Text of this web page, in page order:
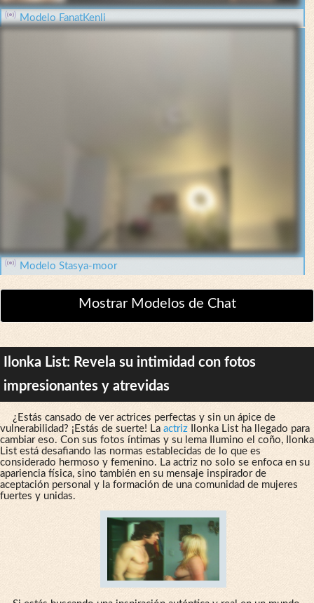
Modelo FanatKenli
Modelo Stasya-moor
Mostrar Modelos de Chat
Ilonka List: Revela su intimidad con fotos
impresionantes y atrevidas
¿Estás cansado de ver actrices perfectas y sin un ápice de
vulnerabilidad? ¡Estás de suerte! La actriz Ilonka List ha llegado para
cambiar eso. Con sus fotos íntimas y su lema Ilumino el coño, Ilonka
List está desafiando las normas establecidas de lo que es
considerado hermoso y femenino. La actriz no solo se enfoca en su
apariencia física, sino también en su mensaje inspirador de
aceptación personal y la formación de una comunidad de mujeres
fuertes y unidas.